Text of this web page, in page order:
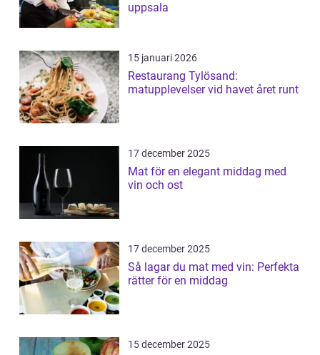
uppsala
15 januari 2026
Restaurang Tylösand:
matupplevelser vid havet året runt
17 december 2025
Mat för en elegant middag med
vin och ost
17 december 2025
Så lagar du mat med vin: Perfekta
rätter för en middag
15 december 2025